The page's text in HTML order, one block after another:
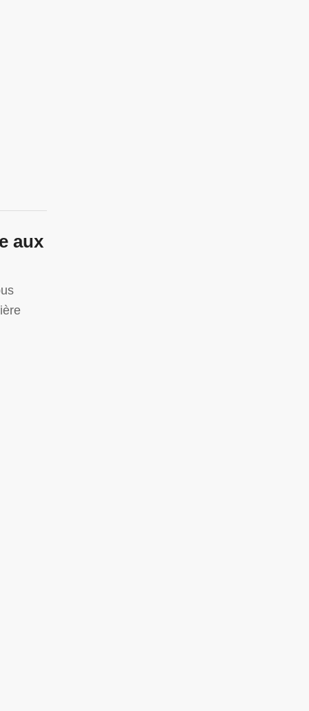
aux